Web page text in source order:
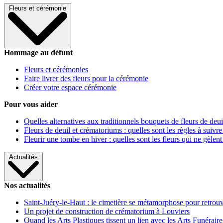
Fleurs et cérémonie
Hommage au défunt
Fleurs et cérémonies
Faire livrer des fleurs pour la cérémonie
Créer votre espace cérémonie
Pour vous aider
Quelles alternatives aux traditionnels bouquets de fleurs de
Fleurs de deuil et crématoriums : quelles sont les règles à
Fleurir une tombe en hiver : quelles sont les fleurs qui ne gèlent
Actualités
Nos actualités
Saint-Juéry-le-Haut : le cimetière se métamorphose pour
Un projet de construction de crématorium à Louviers
Quand les Arts Plastiques tissent un lien avec les Arts